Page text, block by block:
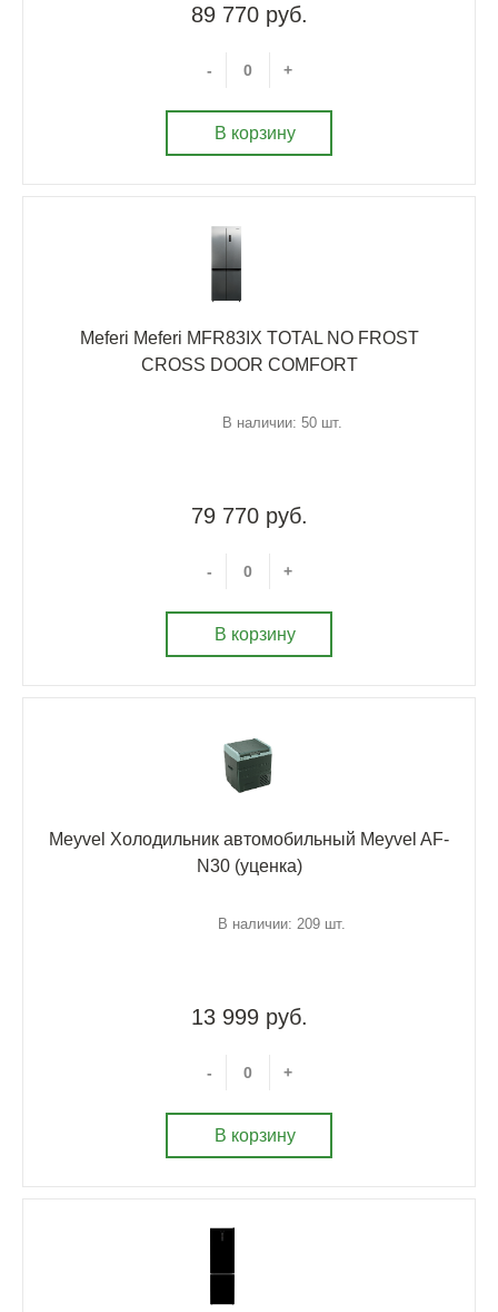
89 770 руб.
- +
В корзину
Meferi Meferi MFR83IX TOTAL NO FROST
CROSS DOOR COMFORT
В наличии: 50 шт.
79 770 руб.
- +
В корзину
Meyvel Холодильник автомобильный Meyvel AF-
N30 (уценка)
В наличии: 209 шт.
13 999 руб.
- +
В корзину